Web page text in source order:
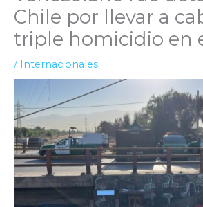
Chile por llevar a
triple homicidio en
/ Internacionales